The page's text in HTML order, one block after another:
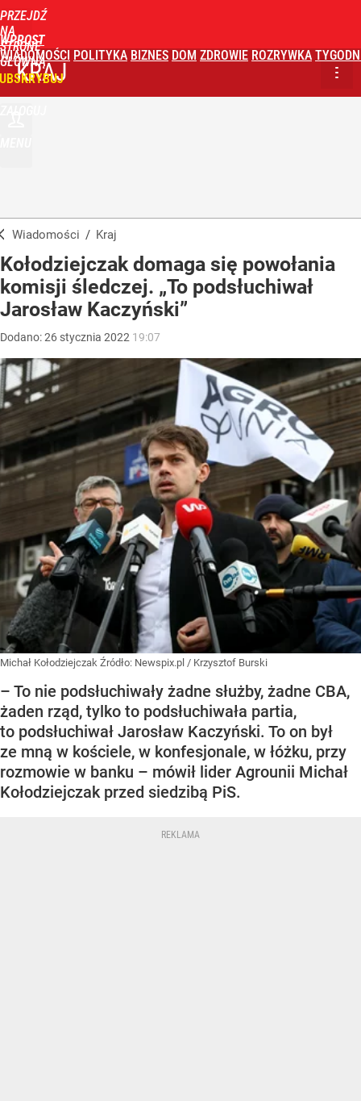
PRZEJDŹ
NA
STRONĘ
GŁÓWNĄ
WPROST
WIADOMOŚCI POLITYKA BIZNES DOM ZDROWIE ROZRYWKA
KRAJ
Wiadomości / Kraj
Kołodziejczak domaga się powołania
komisji śledczej. „To podsłuchiwał
Jarosław Kaczyński”
Dodano:26 stycznia 2022 19:07
Michał Kołodziejczak Źródło: Newspix.pl / Krzysztof Burski
– To nie podsłuchiwały żadne służby, żadne CBA,
żaden rząd, tylko to podsłuchiwała partia,
to podsłuchiwał Jarosław Kaczyński. To on był
ze mną w kościele, w konfesjonale, w łóżku, przy
rozmowie w banku – mówił lider Agrounii Michał
Kołodziejczak przed siedzibą PiS.